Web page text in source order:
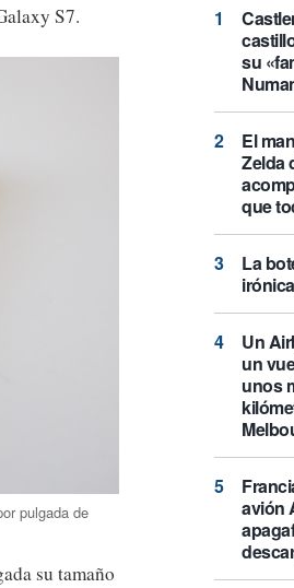
S7.
pulgada de
su tamaño
su
El
Zelda
que
La
Un
un
unos
avión